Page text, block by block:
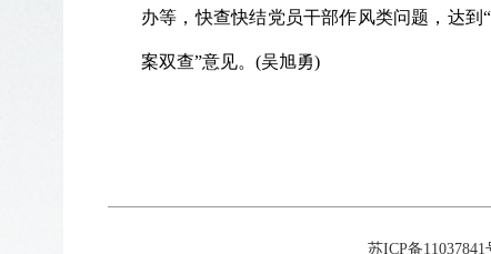
办等，快查快结党员干部作风类问题，达
案双查”意见。(吴旭勇)
苏ICP备11037841